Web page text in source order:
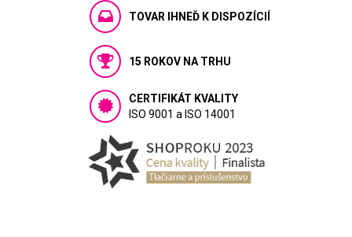
TOVAR IHNEĎ K DISPOZÍCIÍ
15 ROKOV NA TRHU
CERTIFIKÁT KVALITY
ISO 9001 a ISO 14001